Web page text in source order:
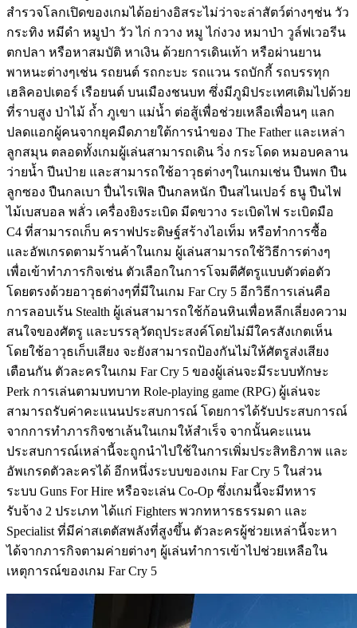
สำรวจโลกเปิดของเกมได้อย่างอิสระไม่ว่าจะล่าสัตว์ต่างๆช่น วัว
กระทิง หมีดำ หมูป่า วัว ไก่ กวาง หมู ไก่งวง หมาป่า วูล์ฟเวอรีน
ตกปลา หรือหาสมบัติ หาเงิน ด้วยการเดินเท้า หรือผ่านยาน
พาหนะต่างๆเช่น รถยนต์ รถกะบะ รถแวน รถบักกี้ รถบรรทุก
เฮลิคอปเตอร์ เรือยนต์ บนเมืองชนบท ซึ่งมีภูมิประเทศเติมไปด้วย
ที่ราบสูง ป่าไม้ ถ้ำ ภูเขา แม่น้ำ ต่อสู้เพื่อช่วยเหลือเพื่อนๆ แลก
ปลดแอกผู้คนจากยุคมืดภายใต้การนำของ The Father และเหล่า
ลูกสมุน ตลอดทั้งเกมผู้เล่นสามารถเดิน วิ่ง กระโดด หมอบคลาน
ว่ายน้ำ ปีนป่าย และสามารถใช้อาวุธต่างๆในเกมเช่น ปืนพก ปืน
ลูกซอง ปืนกลเบา ปื่นไรเฟิล ปืนกลหนัก ปืนสไนเปอร์ ธนู ปืนไฟ
ไม้เบสบอล พลั่ว เครื่องยิงระเบิด มีดขวาง ระเบิดไฟ ระเบิดมือ
C4 ที่สามารถเก็บ คราฟประดิษฐ์สร้างไอเท็ม หรือทำการซื้อ
และอัพเกรดตามร้านค้าในเกม ผู้เล่นสามารถใช้วิธีการต่างๆ
เพื่อเข้าทำภารกิจเช่น ตัวเลือกในการโจมตีศัตรูแบบตัวต่อตัว
โดยตรงด้วยอาวุธต่างๆที่มีในเกม Far Cry 5 อีกวิธีการเล่นคือ
การลอบเร้น Stealth ผู้เล่นสามารถใช้ก้อนหินเพื่อหลีกเลี่ยงความ
สนใจของศัตรู และบรรลุวัตถุประสงค์โดยไม่มีใครสังเกตเห็น
โดยใช้อาวุธเก็บเสียง จะยังสามารถป้องกันไม่ให้ศัตรูส่งเสียง
เตือนกัน ตัวละครในเกม Far Cry 5 ของผู้เล่นจะมีระบบทักษะ
Perk การเล่นตามบทบาท Role-playing game (RPG) ผู้เล่นจะ
สามารถรับค่าคะแนนประสบการณ์ โดยการได้รับประสบการณ์
จากการทำภารกิจชาเล้นในเกมให้สำเร็จ จากนั้นคะแนน
ประสบการณ์เหล่านี้จะถูกนำไปใช้ในการเพิ่มประสิทธิภาพ และ
อัพเกรดตัวละครได้ อีกหนึ่งระบบของเกม Far Cry 5 ในส่วน
ระบบ Guns For Hire หรือจะเล่น Co-Op ซึ่งเกมนี้จะมีทหาร
รับจ้าง 2 ประเภท ได้แก่ Fighters พวกทหารธรรมดา และ
Specialist ที่มีค่าสเตตัสพลังที่สูงขึ้น ตัวละครผู้ช่วยเหล่านี้จะหา
ได้จากภารกิจตามค่ายต่างๆ ผู้เล่นทำการเข้าไปช่วยเหลือใน
เหตุการณ์ของเกม Far Cry 5